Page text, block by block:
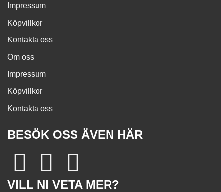
Impressum
Köpvillkor
Kontakta oss
Om oss
Impressum
Köpvillkor
Kontakta oss
BESÖK OSS ÄVEN HÄR
VILL NI VETA MER?